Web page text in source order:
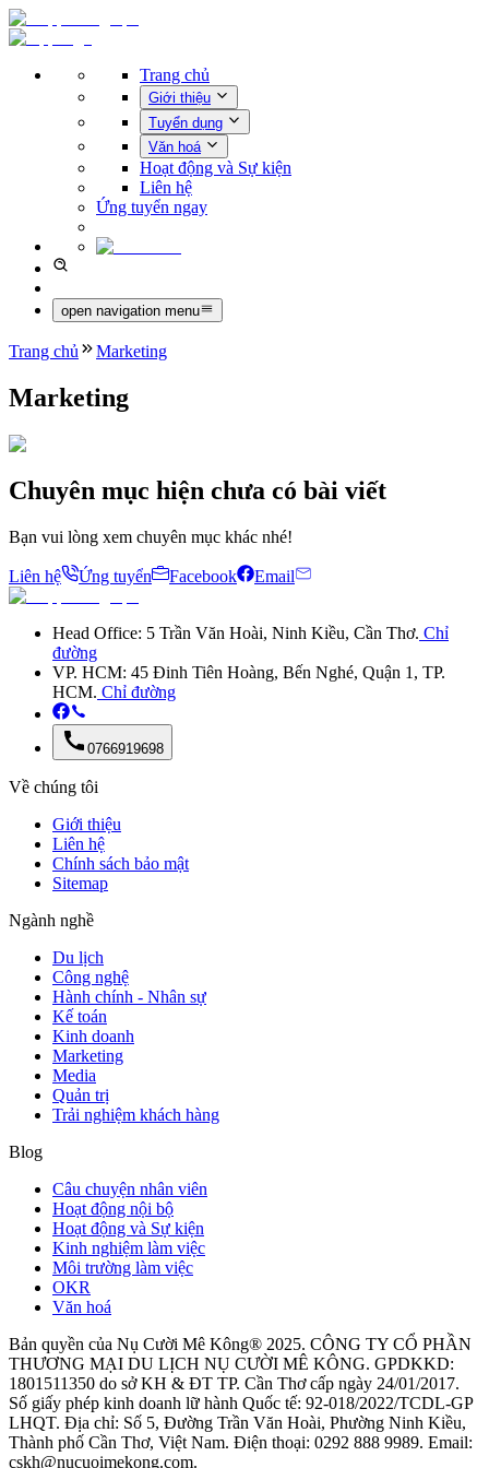
Trang chủ
Giới thiệu
Tuyển dụng
Văn hoá
Hoạt động và Sự kiện
Liên hệ
Ứng tuyển ngay
open navigation menu
Trang chủ Marketing
Marketing
Chuyên mục hiện chưa có bài viết
Bạn vui lòng xem chuyên mục khác nhé!
Liên hệ Ứng tuyển Facebook Email
Head Office: 5 Trần Văn Hoài, Ninh Kiều, Cần Thơ. Chỉ
đường
VP. HCM: 45 Đinh Tiên Hoàng, Bến Nghé, Quận 1, TP.
HCM. Chỉ đường
0766919698
Về chúng tôi
Giới thiệu
Liên hệ
Chính sách bảo mật
Sitemap
Ngành nghề
Du lịch
Công nghệ
Hành chính - Nhân sự
Kế toán
Kinh doanh
Marketing
Media
Quản trị
Trải nghiệm khách hàng
Blog
Câu chuyện nhân viên
Hoạt động nội bộ
Hoạt động và Sự kiện
Kinh nghiệm làm việc
Môi trường làm việc
OKR
Văn hoá
Bản quyền của Nụ Cười Mê Kông® 2025. CÔNG TY CỔ PHẦN
THƯƠNG MẠI DU LỊCH NỤ CƯỜI MÊ KÔNG. GPDKKD:
1801511350 do sở KH & ĐT TP. Cần Thơ cấp ngày 24/01/2017.
Số giấy phép kinh doanh lữ hành Quốc tế: 92-018/2022/TCDL-GP
LHQT. Địa chỉ: Số 5, Đường Trần Văn Hoài, Phường Ninh Kiều,
Thành phố Cần Thơ, Việt Nam. Điện thoại: 0292 888 9989. Email:
cskh@nucuoimekong.com.